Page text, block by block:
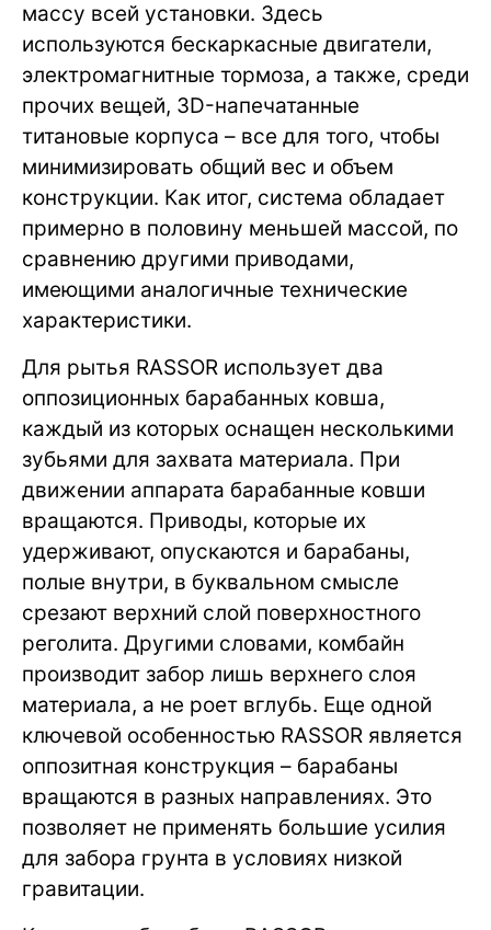
массу всей установки. Здесь
используются бескаркасные двигатели,
электромагнитные тормоза, а также, среди
прочих вещей, 3D-напечатанные
титановые корпуса – все для того, чтобы
минимизировать общий вес и объем
конструкции. Как итог, система обладает
примерно в половину меньшей массой, по
сравнению другими приводами,
имеющими аналогичные технические
характеристики.
Для рытья RASSOR использует два
оппозиционных барабанных ковша,
каждый из которых оснащен несколькими
зубьями для захвата материала. При
движении аппарата барабанные ковши
вращаются. Приводы, которые их
удерживают, опускаются и барабаны,
полые внутри, в буквальном смысле
срезают верхний слой поверхностного
реголита. Другими словами, комбайн
производит забор лишь верхнего слоя
материала, а не роет вглубь. Еще одной
ключевой особенностью RASSOR является
оппозитная конструкция – барабаны
вращаются в разных направлениях. Это
позволяет не применять большие усилия
для забора грунта в условиях низкой
гравитации.